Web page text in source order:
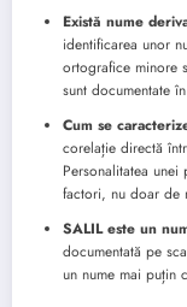
Există nume
identificarea unor
ortografice minore
sunt documentate
Cum se
corelație directă
Personalitatea
factori, nu doar de
SALIL este un
documentată pe
un nume mai puțin